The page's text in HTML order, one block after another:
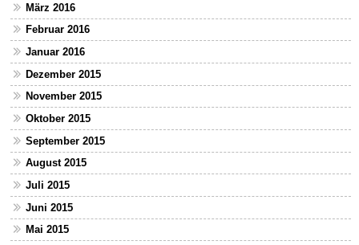
März 2016
Februar 2016
Januar 2016
Dezember 2015
November 2015
Oktober 2015
September 2015
August 2015
Juli 2015
Juni 2015
Mai 2015